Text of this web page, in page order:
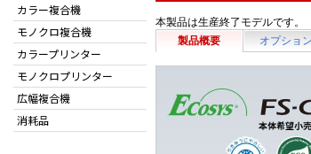
本製品は生産終了モデルです。
製品概要
オプション
カラー複合機
モノクロ複合機
カラープリンター
モノクロプリンター
広幅複合機
消耗品